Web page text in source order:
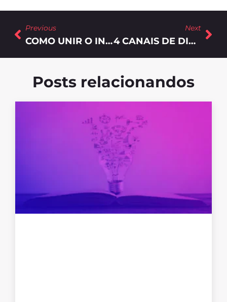
Previous
COMO UNIR O INBOUND E O OUTBOUND NAS VENDAS B2B?
Next
4 CANAIS DE DIVULGAÇÃO ESSENCIAIS PARA UMA INDÚSTRIA!
Posts relacionandos